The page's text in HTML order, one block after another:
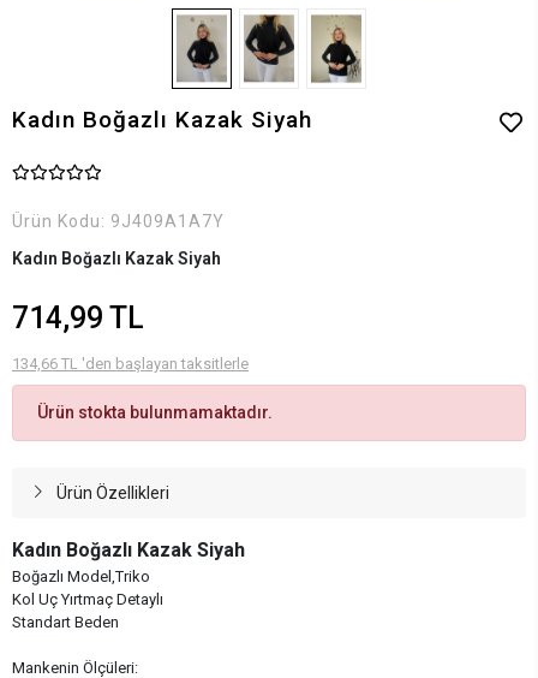
Kadın Boğazlı Kazak Siyah
Ürün Kodu: 9J409A1A7Y
Kadın Boğazlı Kazak Siyah
714,99 TL
134,66 TL 'den başlayan taksitlerle
Ürün stokta bulunmamaktadır.
Ürün Özellikleri
Kadın Boğazlı Kazak Siyah
Boğazlı Model,Triko
Kol Uç Yırtmaç Detaylı
Standart Beden
Mankenin Ölçüleri: